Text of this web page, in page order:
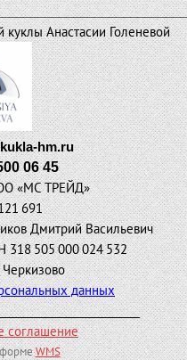
Анастасии Голеневой
hm.ru
06 45
«МС ТРЕЙД»
691
Дмитрий Васильевич
318 505 000 024 532
данных
соглашение
WMS